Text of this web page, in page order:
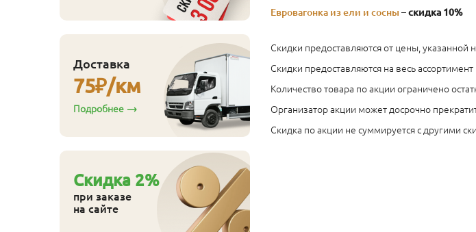
Евровагонка из ели и сосны –скидка 10%
Скидки предоставляются от цены, указанной
Скидки предоставляются на весь ассортимент
Количество товара по акции ограничено
Организатор акции может досрочно
Скидка по акции не суммируется с другими
Доставка
75₽/км
Подробнее
Cкидка 2%
при заказе
на сайте